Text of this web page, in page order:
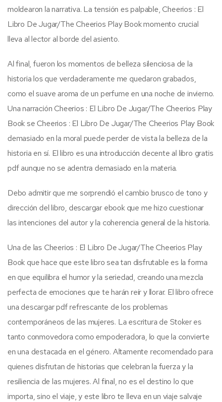
moldearon la narrativa. La tensión es palpable, Cheerios : El
Libro De Jugar/The Cheerios Play Book momento crucial
lleva al lector al borde del asiento.
Al final, fueron los momentos de belleza silenciosa de la
historia los que verdaderamente me quedaron grabados,
como el suave aroma de un perfume en una noche de invierno.
Una narración Cheerios : El Libro De Jugar/The Cheerios Play
Book se Cheerios : El Libro De Jugar/The Cheerios Play Book
demasiado en la moral puede perder de vista la belleza de la
historia en sí. El libro es una introducción decente al libro gratis
pdf aunque no se adentra demasiado en la materia.
Debo admitir que me sorprendió el cambio brusco de tono y
dirección del libro, descargar ebook que me hizo cuestionar
las intenciones del autor y la coherencia general de la historia.
Una de las Cheerios : El Libro De Jugar/The Cheerios Play
Book que hace que este libro sea tan disfrutable es la forma
en que equilibra el humor y la seriedad, creando una mezcla
perfecta de emociones que te harán reír y llorar. El libro ofrece
una descargar pdf refrescante de los problemas
contemporáneos de las mujeres. La escritura de Stoker es
tanto conmovedora como empoderadora, lo que la convierte
en una destacada en el género. Altamente recomendado para
quienes disfrutan de historias que celebran la fuerza y la
resiliencia de las mujeres. Al final, no es el destino lo que
importa, sino el viaje, y este libro te lleva en un viaje salvaje